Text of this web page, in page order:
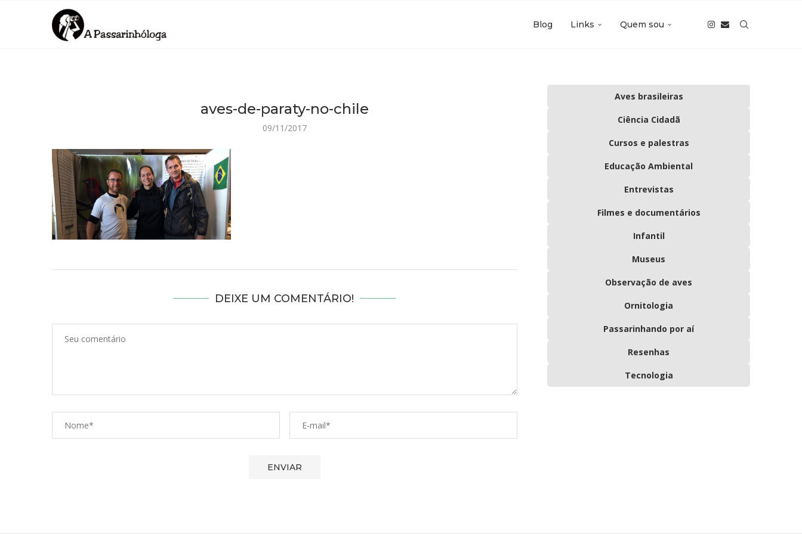
Blog Links Quem sou
aves-de-paraty-no-chile
09/11/2017
DEIXE UM COMENTÁRIO!
Aves brasileiras
Ciência Cidadã
Cursos e palestras
Educação Ambiental
Entrevistas
Filmes e documentários
Infantil
Museus
Observação de aves
Ornitologia
Passarinhando por aí
Resenhas
Tecnologia